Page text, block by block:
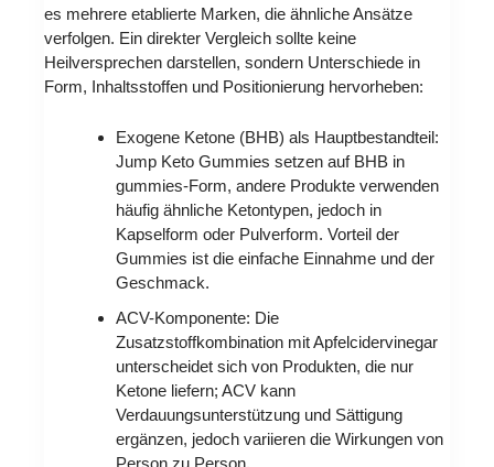
es mehrere etablierte Marken, die ähnliche Ansätze
verfolgen. Ein direkter Vergleich sollte keine
Heilversprechen darstellen, sondern Unterschiede in
Form, Inhaltsstoffen und Positionierung hervorheben:
Exogene Ketone (BHB) als Hauptbestandteil:
Jump Keto Gummies setzen auf BHB in
gummies-Form, andere Produkte verwenden
häufig ähnliche Ketontypen, jedoch in
Kapselform oder Pulverform. Vorteil der
Gummies ist die einfache Einnahme und der
Geschmack.
ACV-Komponente: Die
Zusatzstoffkombination mit Apfelcidervinegar
unterscheidet sich von Produkten, die nur
Ketone liefern; ACV kann
Verdauungsunterstützung und Sättigung
ergänzen, jedoch variieren die Wirkungen von
Person zu Person.